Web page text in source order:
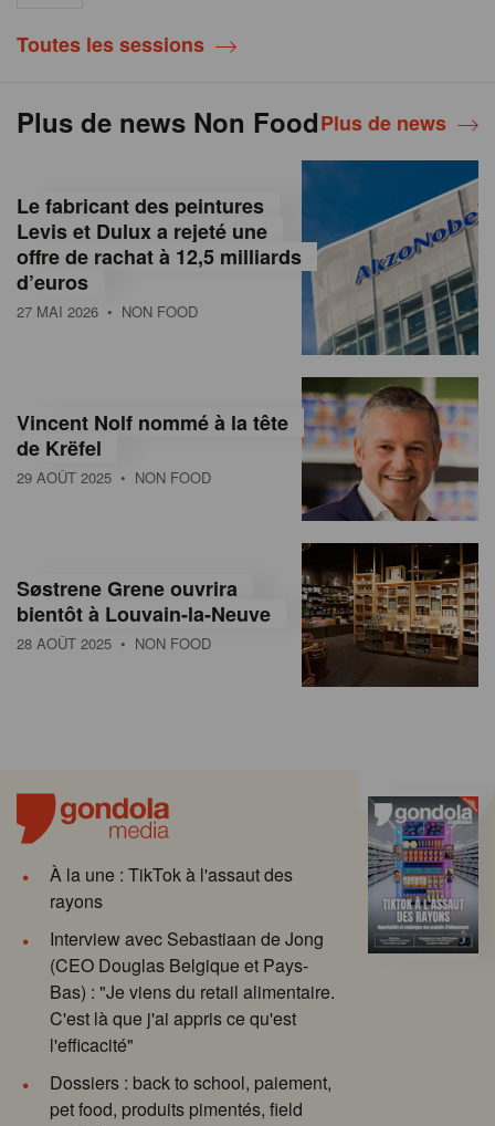
Toutes les sessions
Plus de news Non FoodPlus de news
Le fabricant des peintures
Levis et Dulux a rejeté une
offre de rachat à 12,5 milliards
d’euros
27 MAI 2026 • NON FOOD
Vincent Nolf nommé à la tête
de Krëfel
29 AOÛT 2025 • NON FOOD
Søstrene Grene ouvrira
bientôt à Louvain-la-Neuve
28 AOÛT 2025 • NON FOOD
À la une : TikTok à l'assaut des
rayons
Interview avec Sebastiaan de Jong
(CEO Douglas Belgique et Pays-
Bas) : "Je viens du retail alimentaire.
C'est là que j'ai appris ce qu'est
l'efficacité"
Dossiers : back to school, paiement,
pet food, produits pimentés, field